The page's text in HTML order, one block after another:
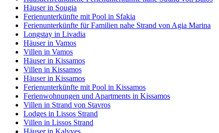
Häuser in Sougia
Ferienunterkünfte mit Pool in Sfakia
Ferienunterkünfte für Familien nahe Strand von Agia Marina
Longstay in Livadia
Häuser in Vamos
Villen in Vamos
Häuser in Kissamos
Villen in Kissamos
Häuser in Kissamos
Ferienunterkünfte mit Pool in Kissamos
Ferienwohnungen und Apartments in Kissamos
Villen in Strand von Stavros
Lodges in Lissos Strand
Villen in Lissos Strand